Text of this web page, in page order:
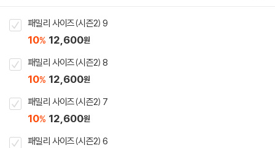
패밀리 사이즈(시즌2) 9
10% 12,600원
패밀리 사이즈(시즌2) 8
10% 12,600원
패밀리 사이즈(시즌2) 7
10% 12,600원
패밀리 사이즈(시즌2) 6